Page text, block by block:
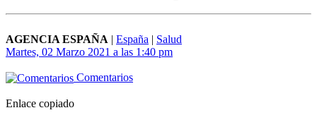
AGENCIA ESPAÑA | España | Salud
Martes, 02 Marzo 2021 a las 1:40 pm
Comentarios
Enlace copiado